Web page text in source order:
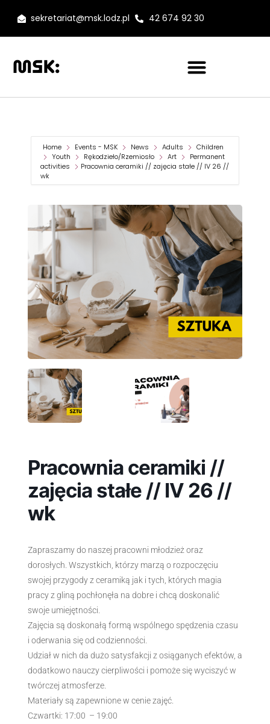
sekretariat@msk.lodz.pl 42 674 92 30
Home Events - MSK News Adults
Children
Youth
Rękodzieło/Rzemiosło Art
Permanent
activities
Pracownia ceramiki // zajęcia stałe // IV 26 //
wk
Pracownia ceramiki //
zajęcia stałe // IV 26 //
wk
Zapraszamy do naszej pracowni młodzież oraz
dorosłych. Wszystkich, którzy marzą o rozpoczęciu
swojej przygody z ceramiką jak i tych, których magia
pracy z gliną pochłonęła na dobre i chcą doskonalić
swoje umiejętności.
Zajęcia są doskonałą formą wspólnego spędzenia czasu
i oderwania się od codzienności.
Udział w nich da dużo satysfakcji z osiąganych efektów, a
dodatkowo nauczy cierpliwości i pomoże się wyciszyć w
twórczej atmosferze.
Materiały są zapewnione w cenie zajęć.
Czwartki: 17:00 – 19:00